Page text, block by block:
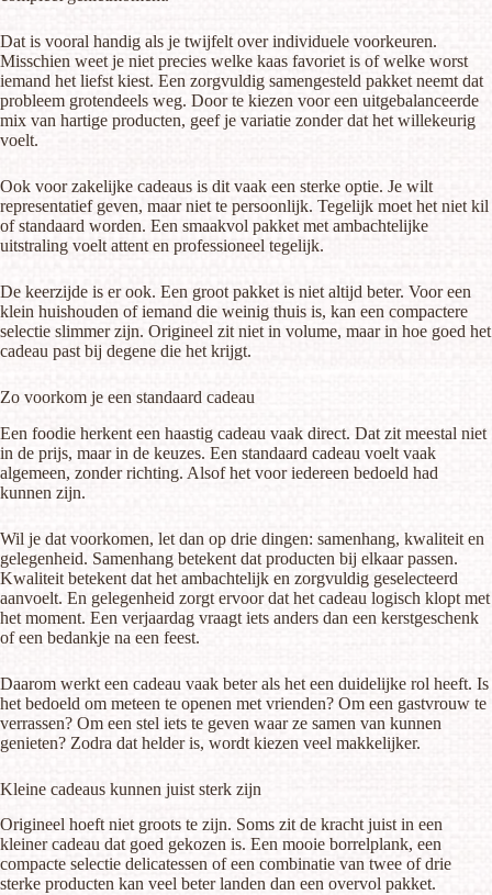
Dat is vooral handig als je twijfelt over individuele voorkeuren.
Misschien weet je niet precies welke kaas favoriet is of welke worst
iemand het liefst kiest. Een zorgvuldig samengesteld pakket neemt dat
probleem grotendeels weg. Door te kiezen voor een uitgebalanceerde
mix van hartige producten, geef je variatie zonder dat het willekeurig
voelt.
Ook voor zakelijke cadeaus is dit vaak een sterke optie. Je wilt
representatief geven, maar niet te persoonlijk. Tegelijk moet het niet kil
of standaard worden. Een smaakvol pakket met ambachtelijke
uitstraling voelt attent en professioneel tegelijk.
De keerzijde is er ook. Een groot pakket is niet altijd beter. Voor een
klein huishouden of iemand die weinig thuis is, kan een compactere
selectie slimmer zijn. Origineel zit niet in volume, maar in hoe goed het
cadeau past bij degene die het krijgt.
Zo voorkom je een standaard cadeau
Een foodie herkent een haastig cadeau vaak direct. Dat zit meestal niet
in de prijs, maar in de keuzes. Een standaard cadeau voelt vaak
algemeen, zonder richting. Alsof het voor iedereen bedoeld had
kunnen zijn.
Wil je dat voorkomen, let dan op drie dingen: samenhang, kwaliteit en
gelegenheid. Samenhang betekent dat producten bij elkaar passen.
Kwaliteit betekent dat het ambachtelijk en zorgvuldig geselecteerd
aanvoelt. En gelegenheid zorgt ervoor dat het cadeau logisch klopt met
het moment. Een verjaardag vraagt iets anders dan een kerstgeschenk
of een bedankje na een feest.
Daarom werkt een cadeau vaak beter als het een duidelijke rol heeft. Is
het bedoeld om meteen te openen met vrienden? Om een gastvrouw te
verrassen? Om een stel iets te geven waar ze samen van kunnen
genieten? Zodra dat helder is, wordt kiezen veel makkelijker.
Kleine cadeaus kunnen juist sterk zijn
Origineel hoeft niet groots te zijn. Soms zit de kracht juist in een
kleiner cadeau dat goed gekozen is. Een mooie borrelplank, een
compacte selectie delicatessen of een combinatie van twee of drie
sterke producten kan veel beter landen dan een overvol pakket.